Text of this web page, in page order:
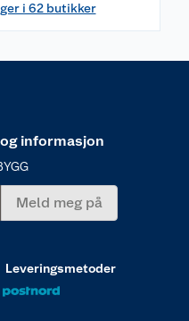
i 62 butikker
informasjon
Meld meg på
Leveringsmetoder